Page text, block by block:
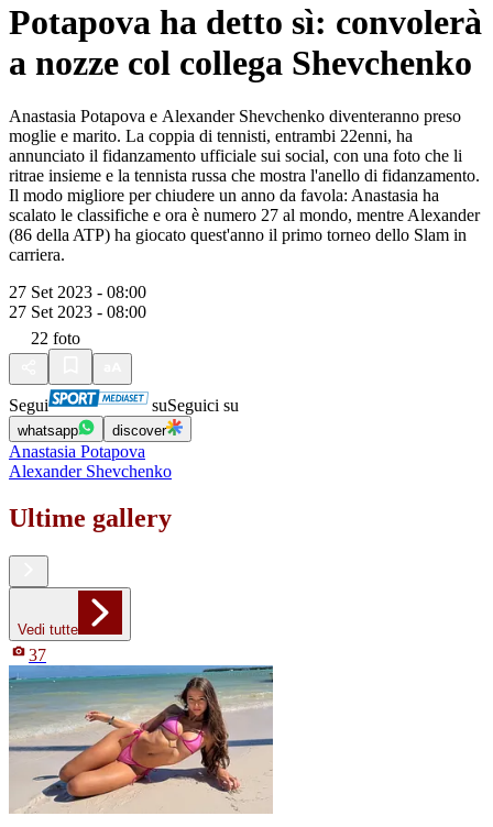
Potapova ha detto sì: convolerà
a nozze col collega Shevchenko
Anastasia Potapova e Alexander Shevchenko diventeranno preso
moglie e marito. La coppia di tennisti, entrambi 22enni, ha
annunciato il fidanzamento ufficiale sui social, con una foto che li
ritrae insieme e la tennista russa che mostra l'anello di fidanzamento.
Il modo migliore per chiudere un anno da favola: Anastasia ha
scalato le classifiche e ora è numero 27 al mondo, mentre Alexander
(86 della ATP) ha giocato quest'anno il primo torneo dello Slam in
carriera.
27 Set 2023 - 08:00
27 Set 2023 - 08:00
22 foto
Segui suSeguici su
whatsapp discover
Anastasia Potapova
Alexander Shevchenko
Ultime gallery
Vedi tutte
37